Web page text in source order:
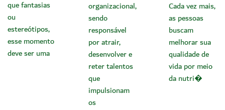
que fantasias
ou
estereótipos,
esse momento
deve ser uma
organizacional,
sendo
responsável
por atrair,
desenvolver e
reter talentos
que
impulsionam
os
Cada vez mais,
as pessoas
buscam
melhorar sua
qualidade de
vida por meio
da nutri�